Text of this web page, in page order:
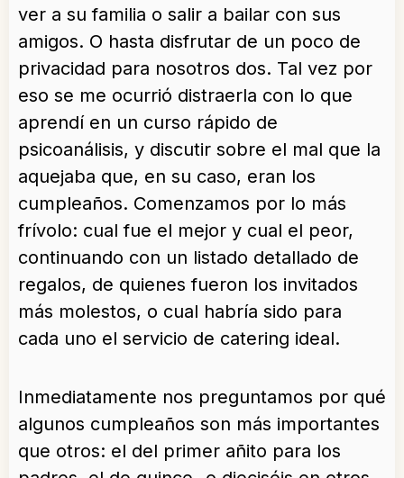
ver a su familia o salir a bailar con sus
amigos. O hasta disfrutar de un poco de
privacidad para nosotros dos. Tal vez por
eso se me ocurrió distraerla con lo que
aprendí en un curso rápido de
psicoanálisis, y discutir sobre el mal que la
aquejaba que, en su caso, eran los
cumpleaños. Comenzamos por lo más
frívolo: cual fue el mejor y cual el peor,
continuando con un listado detallado de
regalos, de quienes fueron los invitados
más molestos, o cual habría sido para
cada uno el servicio de catering ideal.
Inmediatamente nos preguntamos por qué
algunos cumpleaños son más importantes
que otros: el del primer añito para los